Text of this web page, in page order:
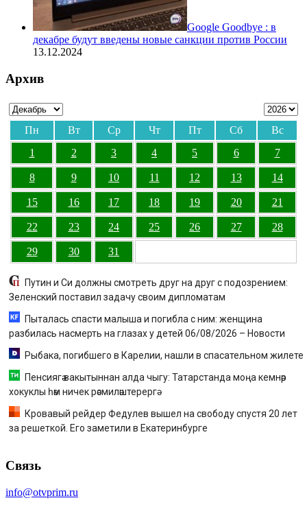
Google Goodbye : в
декабре будут введены новые санкции против России
13.12.2024
Архив
Пн Вт Ср Чт Пт Сб
Вс
1
2 3 4 5 6 7
8 9 10 11 12 13 14
15 16 17 18 19 20 21
22 23 24 25 26 27 28
29 30 31
Путин и Си должны смотреть друг на друг с подозрением:
Зеленский поставил задачу своим дипломатам
Пыталась спасти малыша и погибла с ним: женщина
разбилась насмерть на глазах у детей 06/08/2026 – Новости
Рыбака, погибшего в Карелии, нашли в спасательном жилете
Пенсиягә вакытыннан алда чыгу: Татарстанда моңа кемнәр
хокуклы һәм ничек рәсмиләштерергә
Кровавый рейдер Федулев вышел на свободу спустя 20 лет
за решеткой. Его заметили в Екатеринбурге
Связь
info@otvprim.ru